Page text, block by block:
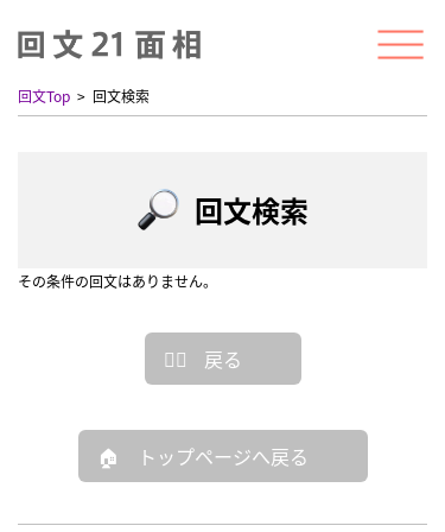
回文Top 回文検索
回文検索
その条件の回文はありません。
戻る
トップページへ戻る